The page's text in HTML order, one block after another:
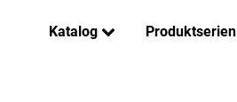
Katalog Produktserien